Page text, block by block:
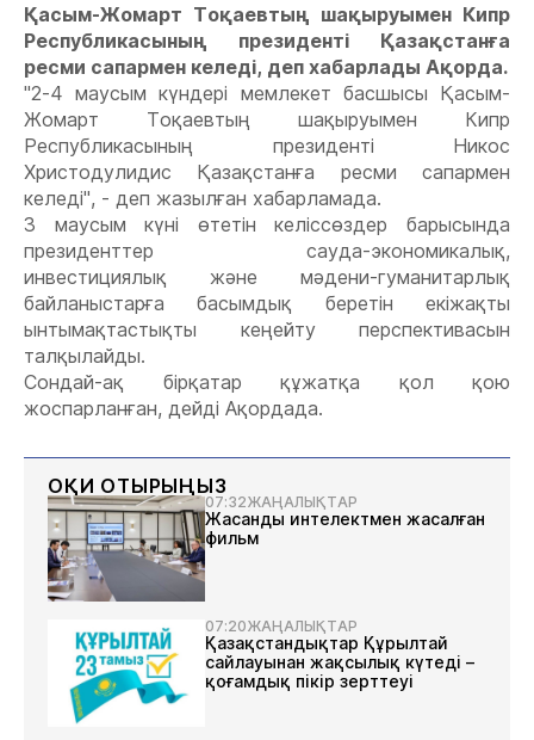
Қасым-Жомарт Тоқаевтың шақыруымен Кипр
Республикасының президенті Қазақстанға
ресми сапармен келеді, деп хабарлады Ақорда.
"2-4 маусым күндері мемлекет басшысы Қасым-
Жомарт Тоқаевтың шақыруымен Кипр
Республикасының президенті Никос
Христодулидис Қазақстанға ресми сапармен
келеді", - деп жазылған хабарламада.
3 маусым күні өтетін келіссөздер барысында
президенттер сауда-экономикалық,
инвестициялық және мәдени-гуманитарлық
байланыстарға басымдық беретін екіжақты
ынтымақтастықты кеңейту перспективасын
талқылайды.
Сондай-ақ бірқатар құжатқа қол қою
жоспарланған, дейді Ақордада.
ОҚИ ОТЫРЫҢЫЗ
07:32ЖАҢАЛЫҚТАР
Жасанды интелектмен жасалған
фильм
07:20ЖАҢАЛЫҚТАР
Қазақстандықтар Құрылтай
сайлауынан жақсылық күтеді –
қоғамдық пікір зерттеуі